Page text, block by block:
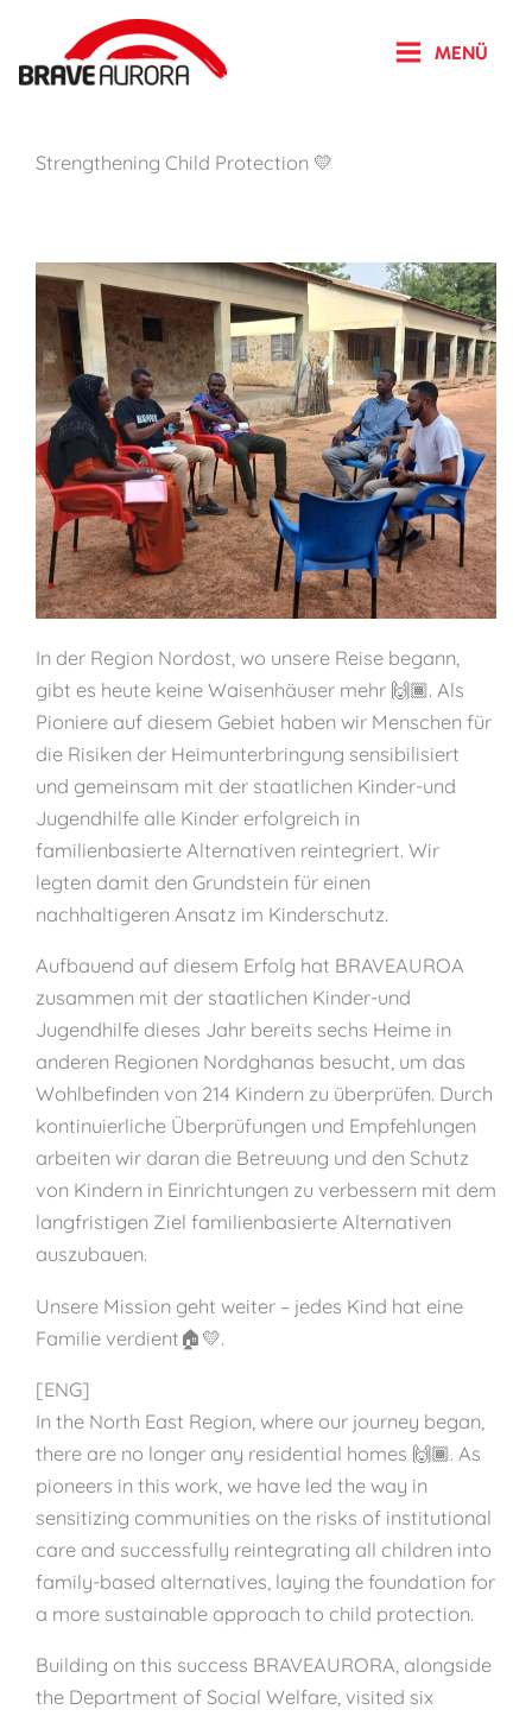
springen
MENÜ
Strengthening Child Protection 💛
In der Region Nordost, wo unsere Reise begann,
gibt es heute keine Waisenhäuser mehr 🙌🏾. Als
Pioniere auf diesem Gebiet haben wir Menschen für
die Risiken der Heimunterbringung sensibilisiert
und gemeinsam mit der staatlichen Kinder-und
Jugendhilfe alle Kinder erfolgreich in
familienbasierte Alternativen reintegriert. Wir
legten damit den Grundstein für einen
nachhaltigeren Ansatz im Kinderschutz.
Aufbauend auf diesem Erfolg hat BRAVEAUROA
zusammen mit der staatlichen Kinder-und
Jugendhilfe dieses Jahr bereits sechs Heime in
anderen Regionen Nordghanas besucht, um das
Wohlbefinden von 214 Kindern zu überprüfen. Durch
kontinuierliche Überprüfungen und Empfehlungen
arbeiten wir daran die Betreuung und den Schutz
von Kindern in Einrichtungen zu verbessern mit dem
langfristigen Ziel familienbasierte Alternativen
auszubauen.
Unsere Mission geht weiter – jedes Kind hat eine
Familie verdient🏠💛.
[ENG]
In the North East Region, where our journey began,
there are no longer any residential homes 🙌🏾. As
pioneers in this work, we have led the way in
sensitizing communities on the risks of institutional
care and successfully reintegrating all children into
family-based alternatives, laying the foundation for
a more sustainable approach to child protection.
Building on this success BRAVEAURORA, alongside
the Department of Social Welfare, visited six